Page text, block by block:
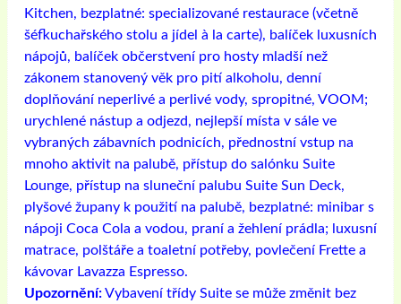
Kitchen, bezplatné: specializované restaurace (včetně
šéfkuchařského stolu a jídel à la carte), balíček luxusních
nápojů, balíček občerstvení pro hosty mladší než
zákonem stanovený věk pro pití alkoholu, denní
doplňování neperlivé a perlivé vody, spropitné, VOOM;
urychlené nástup a odjezd, nejlepší místa v sále ve
vybraných zábavních podnicích, přednostní vstup na
mnoho aktivit na palubě, přístup do salónku Suite
Lounge, přístup na sluneční palubu Suite Sun Deck,
plyšové župany k použití na palubě, bezplatné: minibar s
nápoji Coca Cola a vodou, praní a žehlení prádla; luxusní
matrace, polštáře a toaletní potřeby, povlečení Frette a
kávovar Lavazza Espresso.
Upozornění:Vybavení třídy Suite se může změnit bez